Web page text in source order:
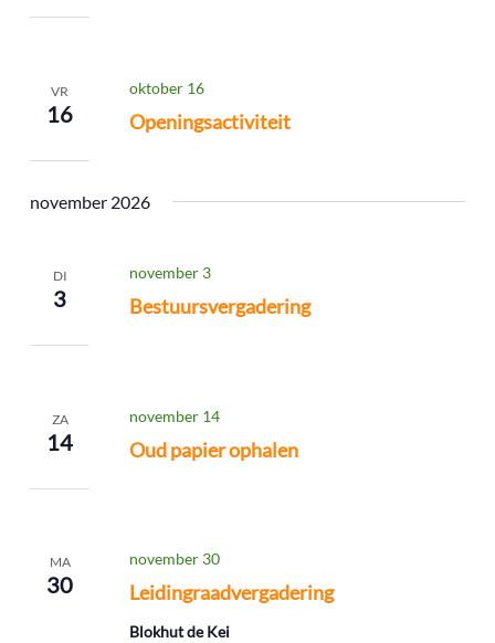
VR
16 Openingsactiviteit
oktober 16
november 2026
DI
3 Bestuursvergadering
november 3
ZA
14 Oud papier ophalen
november 14
MA
30 Leidingraadvergadering
november 30
Blokhut de Kei